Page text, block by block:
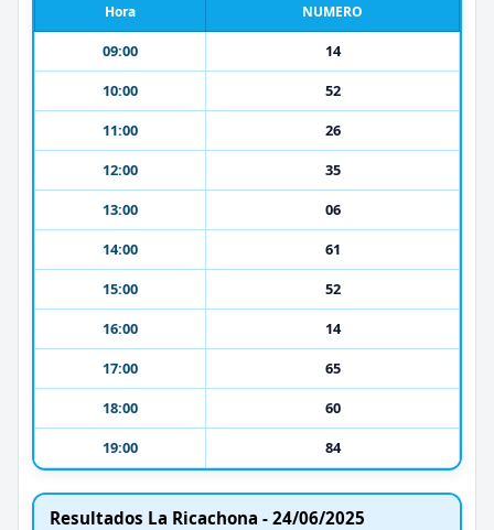
Hora NUMERO
09:00
14
10:00
52
11:00
26
12:00
35
13:00
06
14:00
61
15:00
52
16:00
14
17:00
65
18:00
60
19:00
84
Resultados La Ricachona - 24/06/2025